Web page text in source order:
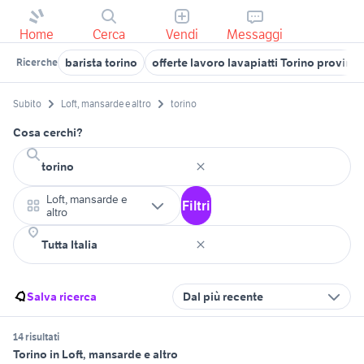
Home Cerca Vendi Messaggi
Ricerche barista torino offerte lavoro lavapiatti Torino
Subito Loft, mansarde e altro torino
Cosa cerchi?
Loft, mansarde e
altro
Filtri
Salva ricerca Dal più recente
14 risultati
Torino in Loft, mansarde e altro